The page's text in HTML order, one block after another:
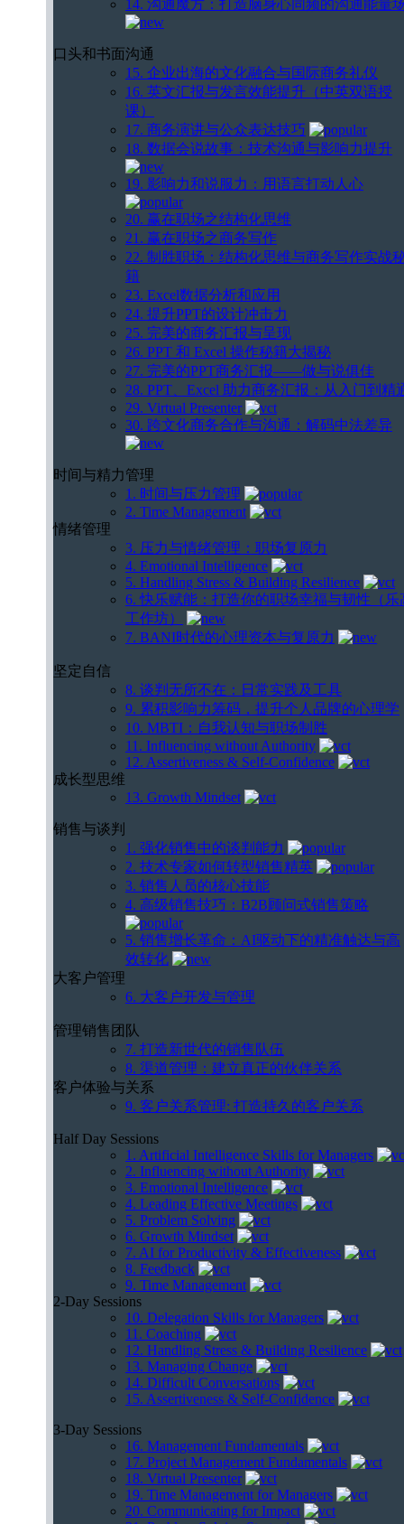
14. 沟通魔方：打造脑身心同频的沟通能量
口头和书面沟通
15. 企业出海的文化融合与国际商务礼仪
16. 英文汇报与发言效能提升（中英双语授
课）
17. 商务演讲与公众表达技巧
18. 数据会说故事：技术沟通与影响力提升
19. 影响力和说服力：用语言打动人心
20. 赢在职场之结构化思维
21. 赢在职场之商务写作
22. 制胜职场：结构化思维与商务写作实战
籍
23. Excel数据分析和应用
24. 提升PPT的设计冲击力
25. 完美的商务汇报与呈现
26. PPT 和 Excel 操作秘籍大揭秘
27. 完美的PPT商务汇报——做与说俱佳
28. PPT、Excel 助力商务汇报：从入门到精
29. Virtual Presenter
30. 跨文化商务合作与沟通：解码中法差异
时间与精力管理
1. 时间与压力管理
2. Time Management
情绪管理
3. 压力与情绪管理：职场复原力
4. Emotional Intelligence
5. Handling Stress & Building Resilience
6. 快乐赋能：打造你的职场幸福与韧性（乐
工作坊）
7. BANI时代的心理资本与复原力
坚定自信
8. 谈判无所不在：日常实践及工具
9. 累积影响力筹码，提升个人品牌的心理学
10. MBTI：自我认知与职场制胜
11. Influencing without Authority
12. Assertiveness & Self-Confidence
成长型思维
13. Growth Mindset
销售与谈判
1. 强化销售中的谈判能力
2. 技术专家如何转型销售精英
3. 销售人员的核心技能
4. 高级销售技巧：B2B顾问式销售策略
5. 销售增长革命：AI驱动下的精准触达与高
效转化
大客户管理
6. 大客户开发与管理
管理销售团队
7. 打造新世代的销售队伍
8. 渠道管理：建立真正的伙伴关系
客户体验与关系
9. 客户关系管理: 打造持久的客户关系
Half Day Sessions
1. Artificial Intelligence Skills for Managers
2. Influencing without Authority
3. Emotional Intelligence
4. Leading Effective Meetings
5. Problem Solving
6. Growth Mindset
7. AI for Productivity & Effectiveness
8. Feedback
9. Time Management
2-Day Sessions
10. Delegation Skills for Managers
11. Coaching
12. Handling Stress & Building Resilience
13. Managing Change
14. Difficult Conversations
15. Assertiveness & Self-Confidence
3-Day Sessions
16. Management Fundamentals
17. Project Management Fundamentals
18. Virtual Presenter
19. Time Management for Managers
20. Communicating for Impact